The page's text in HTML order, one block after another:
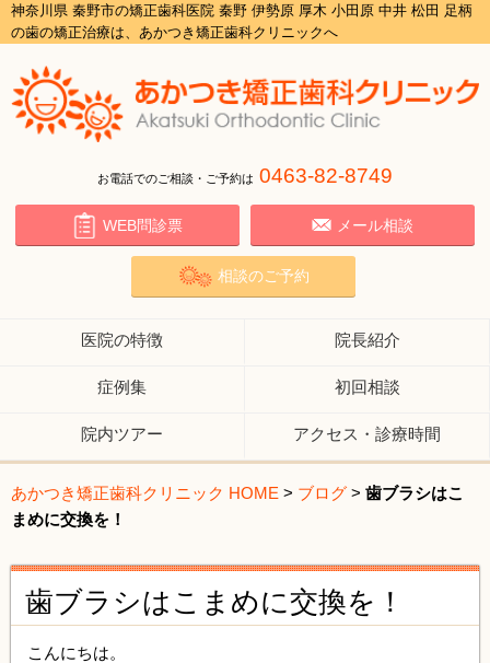
神奈川県 秦野市の矯正歯科医院 秦野 伊勢原 厚木 小田原 中井 松田 足柄
の歯の矯正治療は、あかつき矯正歯科クリニックへ
お電話でのご相談・ご予約は 0463-82-8749
WEB問診票 メール相談
相談のご予約
医院の特徴 院長紹介
症例集 初回相談
院内ツアー アクセス・診療時間
あかつき矯正歯科クリニック HOME > ブログ > 歯ブラシはこ
まめに交換を！
歯ブラシはこまめに交換を！
こんにちは。